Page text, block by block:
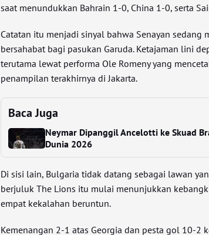
saat menundukkan Bahrain 1-0, China 1-0, serta
Catatan itu menjadi sinyal bahwa Senayan sedang
bersahabat bagi pasukan Garuda. Ketajaman lini
terutama lewat performa Ole Romeny yang
penampilan terakhirnya di Jakarta.
Baca Juga
Neymar Dipanggil Ancelotti ke Skuad
Dunia 2026
Di sisi lain, Bulgaria tidak datang sebagai lawan
berjuluk The Lions itu mulai menunjukkan
empat kekalahan beruntun.
Kemenangan 2-1 atas Georgia dan pesta gol 10-2